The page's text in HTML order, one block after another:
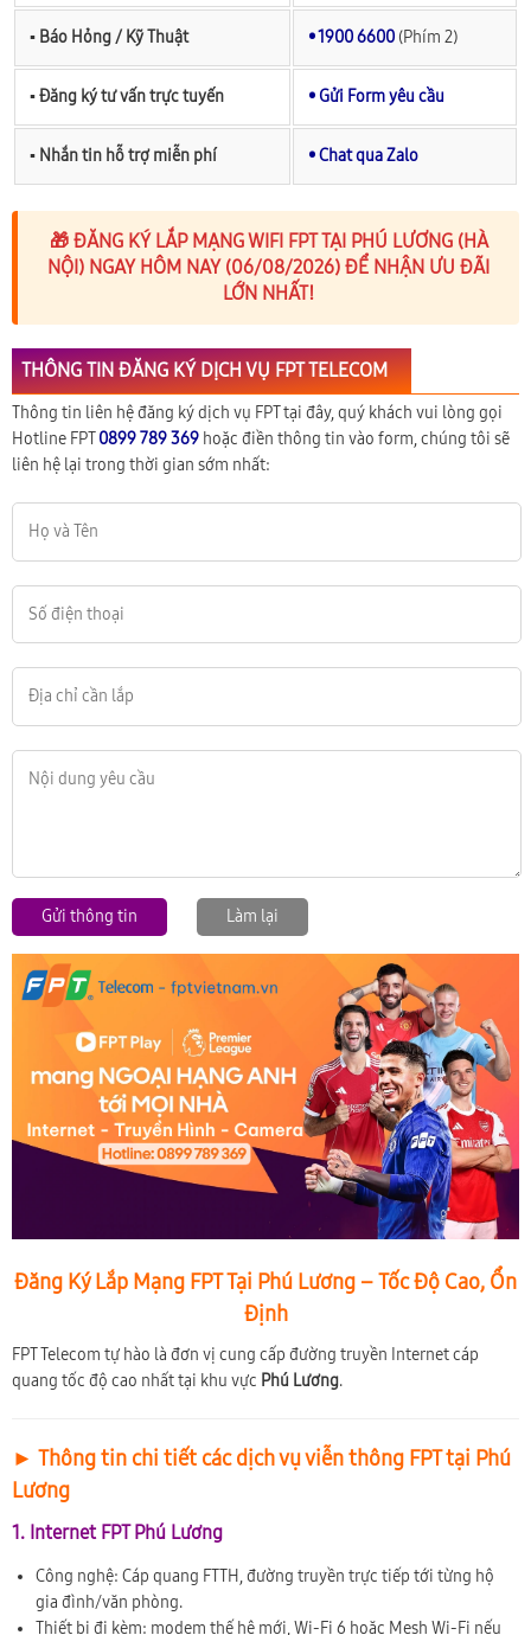
▪︎ Báo Hỏng / Kỹ Thuật • 1900 6600 (Phím 2)
▪︎ Đăng ký tư vấn trực tuyến • Gửi Form yêu cầu
▪︎ Nhắn tin hỗ trợ miễn phí • Chat qua Zalo
🎁 ĐĂNG KÝ LẮP MẠNG WIFI FPT TẠI PHÚ LƯƠNG (HÀ
NỘI) NGAY HÔM NAY (06/08/2026) ĐỂ NHẬN ƯU ĐÃI
LỚN NHẤT!
THÔNG TIN ĐĂNG KÝ DỊCH VỤ FPT TELECOM
Thông tin liên hệ đăng ký dịch vụ FPT tại đây, quý khách vui lòng gọi
Hotline FPT0899 789 369 hoặc điền thông tin vào form, chúng tôi sẽ
liên hệ lại trong thời gian sớm nhất:
Gửi thông tin Làm lại
Đăng Ký Lắp Mạng FPT Tại Phú Lương – Tốc Độ Cao, Ổn
Định
FPT Telecom tự hào là đơn vị cung cấp đường truyền Internet cáp
quang tốc độ cao nhất tại khu vực Phú Lương.
► Thông tin chi tiết các dịch vụ viễn thông FPT tại Phú
Lương
1. Internet FPT Phú Lương
Công nghệ: Cáp quang FTTH, đường truyền trực tiếp tới từng hộ
gia đình/văn phòng.
Thiết bị đi kèm: modem thế hệ mới, Wi-Fi 6 hoặc Mesh Wi-Fi nếu